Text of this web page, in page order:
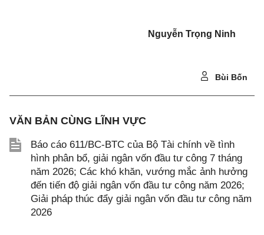
Nguyễn Trọng Ninh
Bùi Bốn
VĂN BẢN CÙNG LĨNH VỰC
Báo cáo 611/BC-BTC của Bộ Tài chính về tình
hình phân bổ, giải ngân vốn đầu tư công 7 tháng
năm 2026; Các khó khăn, vướng mắc ảnh hưởng
đến tiến độ giải ngân vốn đầu tư công năm 2026;
Giải pháp thúc đẩy giải ngân vốn đầu tư công năm
2026